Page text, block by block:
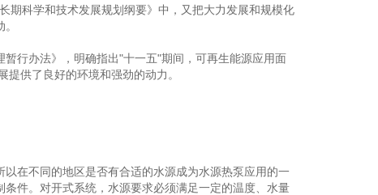
科学和技术发展规划纲要》中，又把大力发展和规模化
行办法》，明确指出"十一五"期间，可再生能源应用面
供了良好的环境和强劲的动力。
在不同的地区是否有合适的水源成为水源热泵应用的一
件。对开式系统，水源要求必须满足一定的温度、水量